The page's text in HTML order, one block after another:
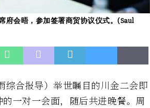
府会晤，参加签署商贸协议仪式。(Saul
综合报导）举世瞩目的川金二会即
一对一会面，随后共进晚餐。周